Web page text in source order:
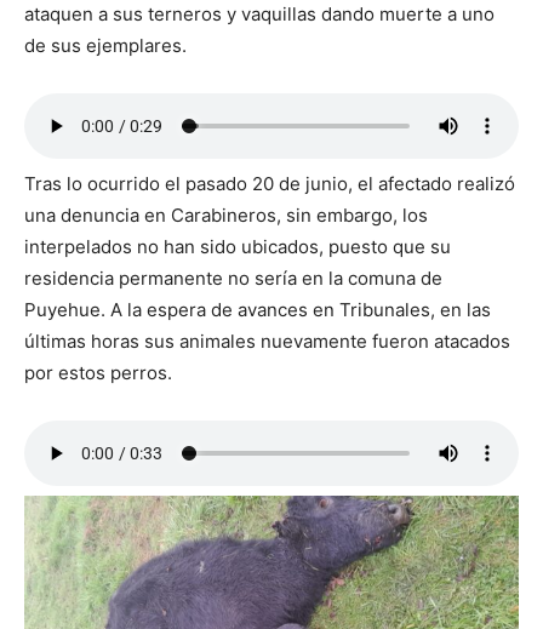
ataquen a sus terneros y vaquillas dando muerte a uno
de sus ejemplares.
Tras lo ocurrido el pasado 20 de junio, el afectado realizó
una denuncia en Carabineros, sin embargo, los
interpelados no han sido ubicados, puesto que su
residencia permanente no sería en la comuna de
Puyehue. A la espera de avances en Tribunales, en las
últimas horas sus animales nuevamente fueron atacados
por estos perros.